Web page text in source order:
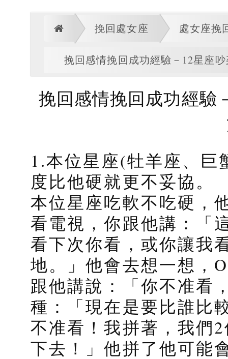
挽回處女座 處女座挽
挽回感情挽回成功經驗－12星座
挽回感情挽回成功經驗
1.本位星座(牡羊座、
度比他硬就更不妥協。
本位星座吃軟不吃硬，
看電視，你跟他講：「
看下次你看，或你讓我
地。」他會去想一想，
跟他講說：「你不准看
種：「現在是要比誰比
不准看！我拼著，我們
下去！」他拼了他可能